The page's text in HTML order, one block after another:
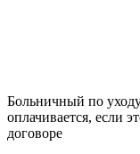
Больничный по
оплачивается, если
договоре